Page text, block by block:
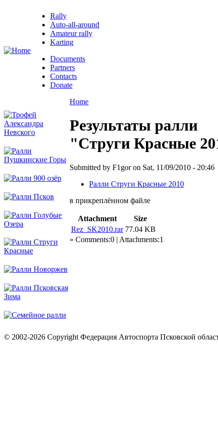
Rally
Auto-all-around
Amateur rally
Karting
Documents
Partners
Contacts
Donate
Home
Результаты ралли
"Струги Красные
Submitted by F1gor on Sat, 11/09/2010 - 20:46
Ралли Струги Красные 2010
в прикреплённом файле
Attachment
Size
Rez_SK2010.rar 77.04 KB
» Comments:0 | Attachments:1
© 2002-2026 Copyright Федерация Автоспорта Псковской